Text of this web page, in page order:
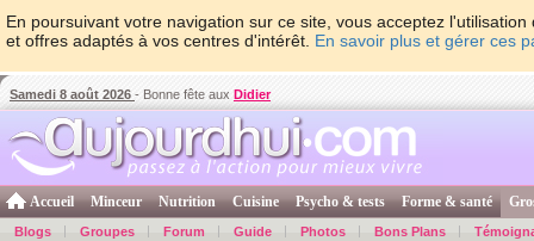
En poursuivant votre navigation sur ce site, vous acceptez
et offres adaptés à vos centres d'intérêt. En savoir plus et gérer ces
Samedi 8 août 2026 - Bonne fête aux Didier
Accueil Minceur Nutrition Cuisine Psycho & tests Forme & santé
Blogs Groupes Forum Guide Photos Bons Plans